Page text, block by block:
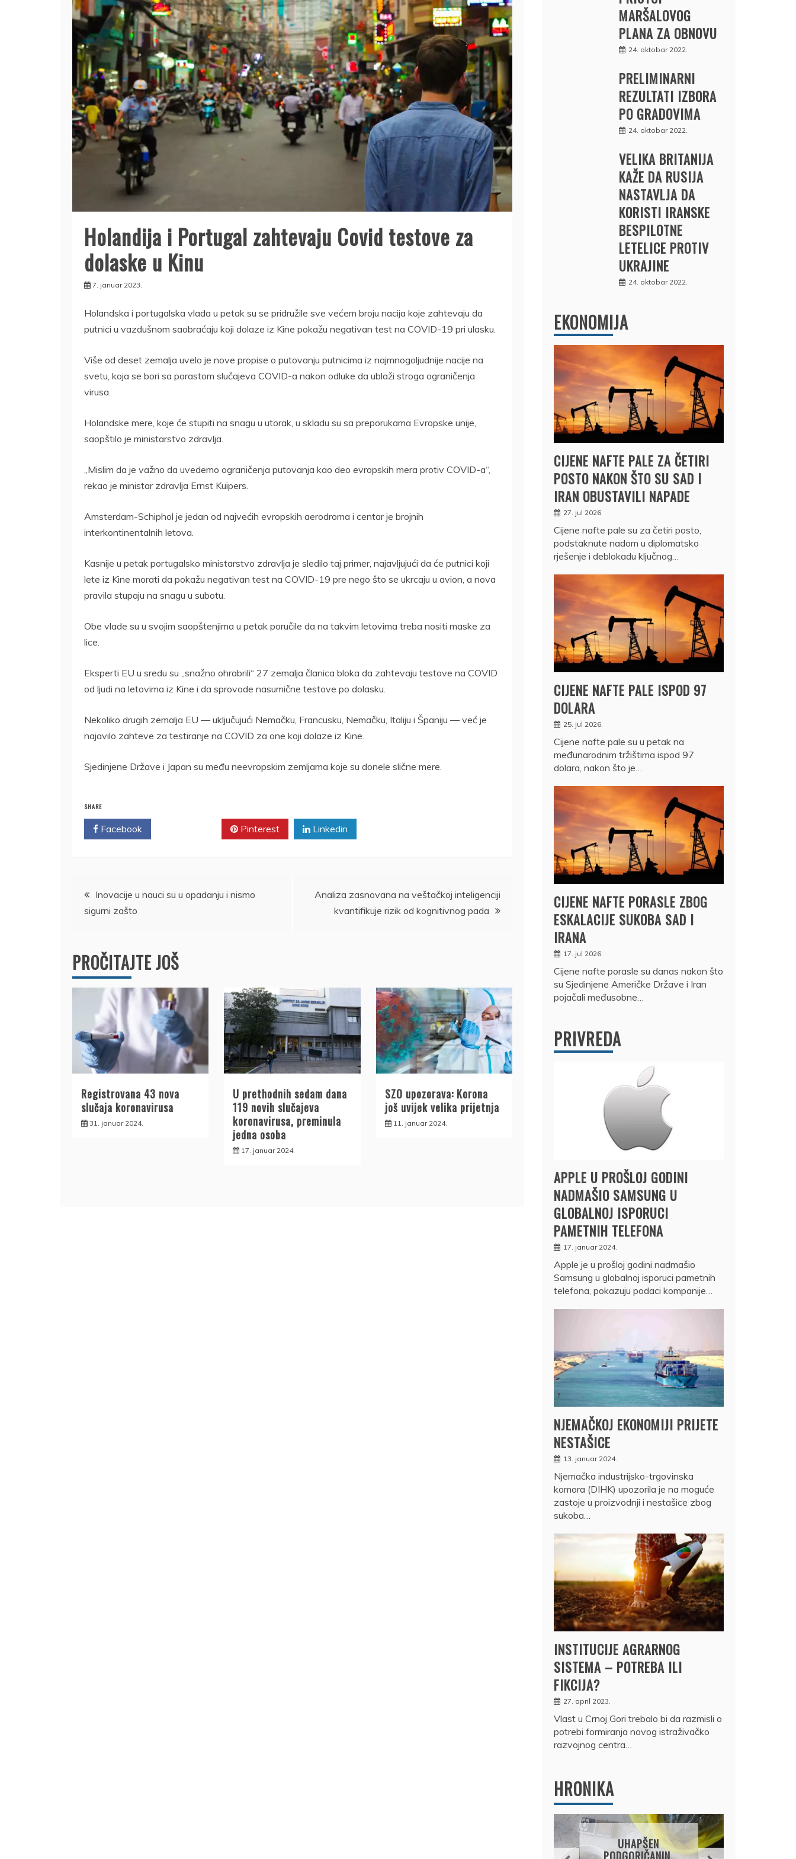
Holandija i Portugal zahtevaju Covid testove za
dolaske u Kinu
7. januar 2023.
Holandska i portugalska vlada u petak su se pridružile sve većem broju nacija koje zahtevaju da
putnici u vazdušnom saobraćaju koji dolaze iz Kine pokažu negativan test na COVID-19 pri ulasku.
Više od deset zemalja uvelo je nove propise o putovanju putnicima iz najmnogoljudnije nacije na
svetu, koja se bori sa porastom slučajeva COVID-a nakon odluke da ublaži stroga ograničenja
virusa.
Holandske mere, koje će stupiti na snagu u utorak, u skladu su sa preporukama Evropske unije,
saopštilo je ministarstvo zdravlja.
„Mislim da je važno da uvedemo ograničenja putovanja kao deo evropskih mera protiv COVID-a“,
rekao je ministar zdravlja Ernst Kuipers.
Amsterdam-Schiphol je jedan od najvećih evropskih aerodroma i centar je brojnih
interkontinentalnih letova.
Kasnije u petak portugalsko ministarstvo zdravlja je sledilo taj primer, najavljujući da će putnici koji
lete iz Kine morati da pokažu negativan test na COVID-19 pre nego što se ukrcaju u avion, a nova
pravila stupaju na snagu u subotu.
Obe vlade su u svojim saopštenjima u petak poručile da na takvim letovima treba nositi maske za
lice.
Eksperti EU u sredu su „snažno ohrabrili“ 27 zemalja članica bloka da zahtevaju testove na COVID
od ljudi na letovima iz Kine i da sprovode nasumične testove po dolasku.
Nekoliko drugih zemalja EU — uključujući Nemačku, Francusku, Nemačku, Italiju i Španiju — već je
najavilo zahteve za testiranje na COVID za one koji dolaze iz Kine.
Sjedinjene Države i Japan su među neevropskim zemljama koje su donele slične mere.
SHARE
Facebook Pinterest Linkedin
Kretanje
članka
Inovacije u nauci su u opadanju i nismo
sigurni zašto
Analiza zasnovana na veštačkoj inteligenciji
kvantifikuje rizik od kognitivnog pada
PROČITAJTE JOŠ
Registrovana 43 nova
slučaja koronavirusa
31. januar 2024.
U prethodnih sedam dana
119 novih slučajeva
koronavirusa, preminula
jedna osoba
17. januar 2024.
SZO upozorava: Korona
još uvijek velika prijetnja
11. januar 2024.
MARŠALOVOG
PLANA ZA OBNOVU
24. oktobar 2022.
PRELIMINARNI
REZULTATI IZBORA
PO GRADOVIMA
24. oktobar 2022.
VELIKA BRITANIJA
KAŽE DA RUSIJA
NASTAVLJA DA
KORISTI IRANSKE
BESPILOTNE
LETELICE PROTIV
UKRAJINE
24. oktobar 2022.
EKONOMIJA
CIJENE NAFTE PALE ZA ČETIRI
POSTO NAKON ŠTO SU SAD I
IRAN OBUSTAVILI NAPADE
27. jul 2026.
Cijene nafte pale su za četiri posto,
podstaknute nadom u diplomatsko
rješenje i deblokadu ključnog…
CIJENE NAFTE PALE ISPOD 97
DOLARA
25. jul 2026.
Cijene nafte pale su u petak na
međunarodnim tržištima ispod 97
dolara, nakon što je…
CIJENE NAFTE PORASLE ZBOG
ESKALACIJE SUKOBA SAD I
IRANA
17. jul 2026.
Cijene nafte porasle su danas nakon što
su Sjedinjene Američke Države i Iran
pojačali međusobne…
PRIVREDA
APPLE U PROŠLOJ GODINI
NADMAŠIO SAMSUNG U
GLOBALNOJ ISPORUCI
PAMETNIH TELEFONA
17. januar 2024.
Apple je u prošloj godini nadmašio
Samsung u globalnoj isporuci pametnih
telefona, pokazuju podaci kompanije…
NJEMAČKOJ EKONOMIJI PRIJETE
NESTAŠICE
13. januar 2024.
Njemačka industrijsko-trgovinska
komora (DIHK) upozorila je na moguće
zastoje u proizvodnji i nestašice zbog
sukoba…
INSTITUCIJE AGRARNOG
SISTEMA – POTREBA ILI
FIKCIJA?
27. april 2023.
Vlast u Crnoj Gori trebalo bi da razmisli o
potrebi formiranja novog istraživačko
razvojnog centra…
HRONIKA
UHAPŠEN